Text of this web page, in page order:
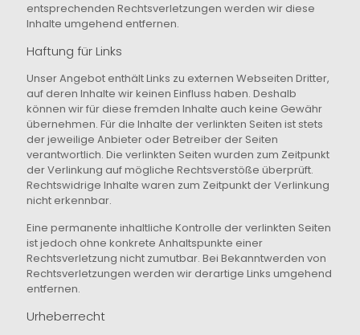
entsprechenden Rechtsverletzungen werden wir diese
Inhalte umgehend entfernen.
Haftung für Links
Unser Angebot enthält Links zu externen Webseiten Dritter,
auf deren Inhalte wir keinen Einfluss haben. Deshalb
können wir für diese fremden Inhalte auch keine Gewähr
übernehmen. Für die Inhalte der verlinkten Seiten ist stets
der jeweilige Anbieter oder Betreiber der Seiten
verantwortlich. Die verlinkten Seiten wurden zum Zeitpunkt
der Verlinkung auf mögliche Rechtsverstöße überprüft.
Rechtswidrige Inhalte waren zum Zeitpunkt der Verlinkung
nicht erkennbar.
Eine permanente inhaltliche Kontrolle der verlinkten Seiten
ist jedoch ohne konkrete Anhaltspunkte einer
Rechtsverletzung nicht zumutbar. Bei Bekanntwerden von
Rechtsverletzungen werden wir derartige Links umgehend
entfernen.
Urheberrecht